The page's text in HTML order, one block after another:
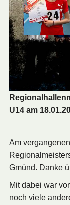
U14 am
Am
Gmünd. Danke
Mit dabei war
noch viele